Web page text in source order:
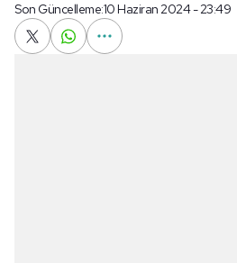
Son Güncelleme:10 Haziran 2024 - 23:49